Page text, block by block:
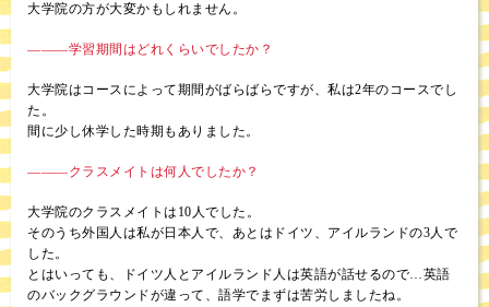
大学院の方が大変かもしれません。
―――学習期間はどれくらいでしたか？
大学院はコースによって期間がばらばらですが、私は2年のコースでし
た。
間に少し休学した時期もありました。
―――クラスメイトは何人でしたか？
大学院のクラスメイトは10人でした。
そのうち外国人は私が日本人で、あとはドイツ、アイルランドの3人で
した。
とはいっても、ドイツ人とアイルランド人は英語が話せるので…英語
のバックグラウンドが違って、語学でまずは苦労しましたね。